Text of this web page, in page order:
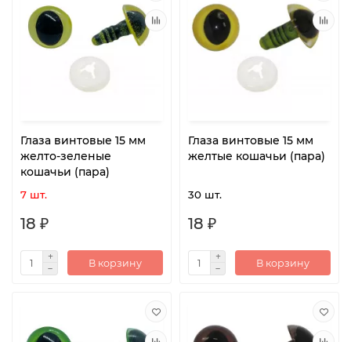
Глаза винтовые 15 мм
желто-зеленые
кошачьи (пара)
7 шт.
18 ₽
В корзину
Глаза винтовые 15 мм
желтые кошачьи (пара)
30 шт.
18 ₽
В корзину